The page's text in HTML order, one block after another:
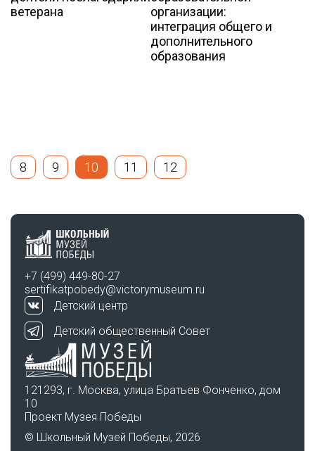
ветерана
организации:
интеграция общего и
дополнительного
образования
8 9 10 11 12
+7 (499) 449-80-27
sertifikatpobedy@victorymuseum.ru
Детский центр
Детский общественный Совет
121293, г. Москва, улица Братьев Фонченко, дом
10
Проект Музея Победы
© Школьный Музей Победы, 2026